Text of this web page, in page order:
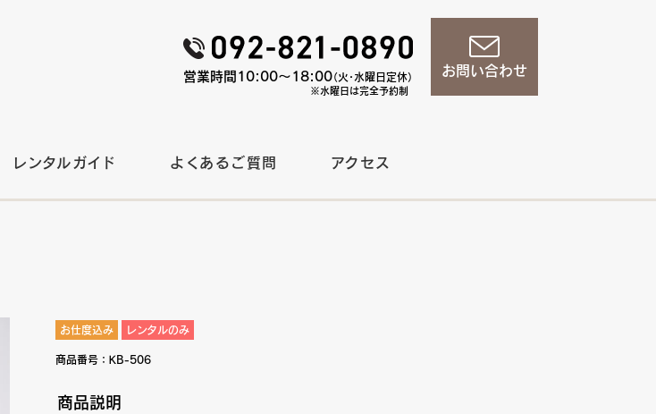
お問い合わせ
営業時間10:00〜18:00（火・水曜日定休）
※水曜日は完全予約制
レンタルガイド よくあるご質問 アクセス
お仕度込み レンタルのみ
商品番号： KB-506
商品説明